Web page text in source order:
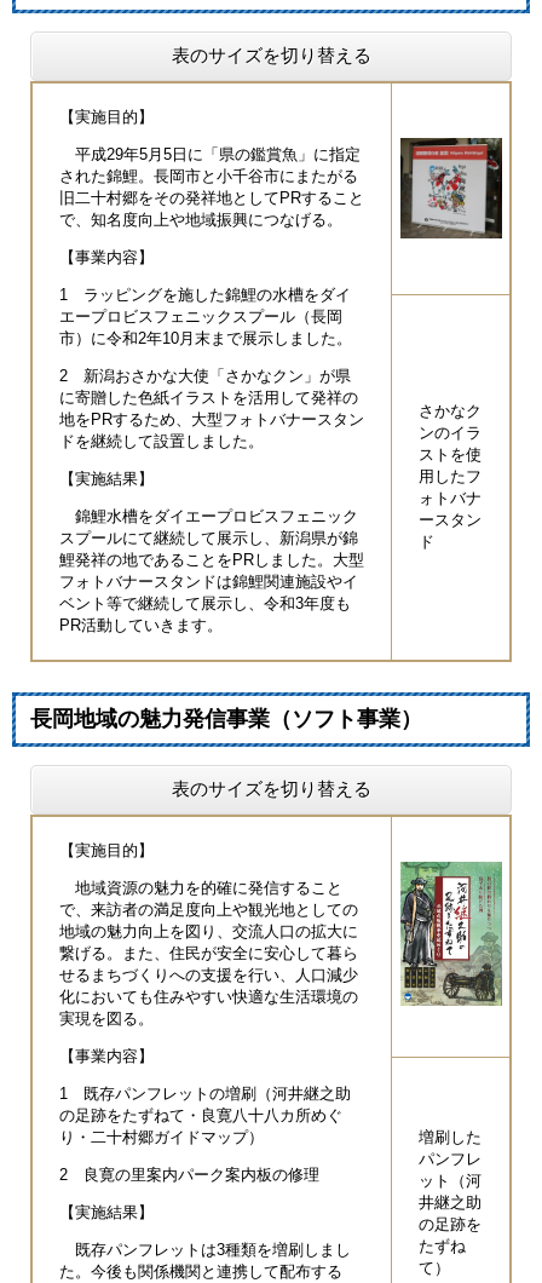
表のサイズを切り替える
【実施目的】
平成29年5月5日に「県の鑑賞魚」に指定
された錦鯉。長岡市と小千谷市にまたがる
旧二十村郷をその発祥地としてPRすること
で、知名度向上や地域振興につなげる。
【事業内容】
1 ラッピングを施した錦鯉の水槽をダイ
エープロビスフェニックスプール（長岡
市）に令和2年10月末まで展示しました。
2 新潟おさかな大使「さかなクン」が県
に寄贈した色紙イラストを活用して発祥の
地をPRするため、大型フォトバナースタン
ドを継続して設置しました。
【実施結果】
錦鯉水槽をダイエープロビスフェニック
スプールにて継続して展示し、新潟県が錦
鯉発祥の地であることをPRしました。大型
フォトバナースタンドは錦鯉関連施設やイ
ベント等で継続して展示し、令和3年度も
PR活動していきます。
さかなク
ンのイラ
ストを使
用したフ
ォトバナ
ースタン
ド
長岡地域の魅力発信事業（ソフト事業）
表のサイズを切り替える
【実施目的】
地域資源の魅力を的確に発信すること
で、来訪者の満足度向上や観光地としての
地域の魅力向上を図り、交流人口の拡大に
繋げる。また、住民が安全に安心して暮ら
せるまちづくりへの支援を行い、人口減少
化においても住みやすい快適な生活環境の
実現を図る。
【事業内容】
1 既存パンフレットの増刷（河井継之助
の足跡をたずねて・良寛八十八カ所めぐ
り・二十村郷ガイドマップ）
2 良寛の里案内パーク案内板の修理
【実施結果】
既存パンフレットは3種類を増刷しまし
た。今後も関係機関と連携して配布する
増刷した
パンフレ
ット（河
井継之助
の足跡を
たずね
て）